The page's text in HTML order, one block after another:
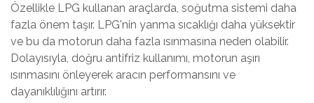
Özellikle LPG kullanan araçlarda, soğutma sistemi daha
fazla önem taşır. LPG'nin yanma sıcaklığı daha yüksektir
ve bu da motorun daha fazla ısınmasına neden olabilir.
Dolayısıyla, doğru antifriz kullanımı, motorun aşırı
ısınmasını önleyerek aracın performansını ve
dayanıklılığını artırır.